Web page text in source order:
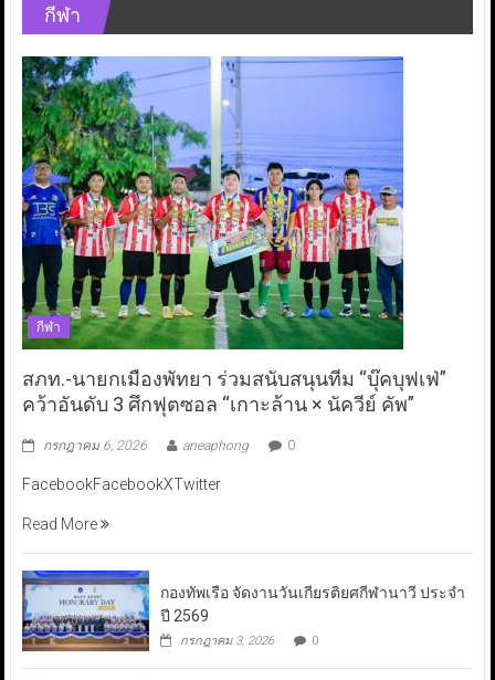
กีฬา
กีฬา
สภท.-นายกเมืองพัทยา ร่วมสนับสนุนทีม “บุ๊คบุฟเฟ่”
คว้าอันดับ 3 ศึกฟุตซอล “เกาะล้าน × นัควีย์ คัพ”
กรกฎาคม 6, 2026 aneaphong 0
FacebookFacebookXTwitter
Read More
กองทัพเรือ จัดงานวันเกียรติยศกีฬานาวี ประจำ
ปี 2569
กรกฎาคม 3, 2026 0